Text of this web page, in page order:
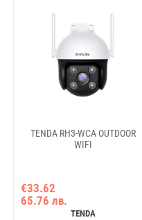
TENDA RH3-WCA OUTDOOR
WIFI
€33.62
65.76 лв.
TENDA